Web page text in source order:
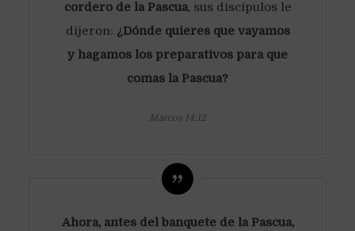
cordero de la Pascua, sus discípulos le
dijeron: ¿Dónde quieres que vayamos
y hagamos los preparativos para que
comas la Pascua?
Marcos 14:12
Ahora, antes del banquete de la Pascua,